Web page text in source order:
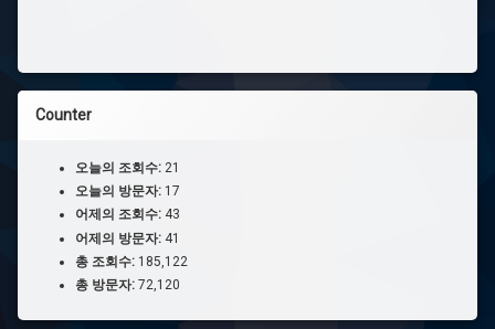
Counter
오늘의 조회수: 21
오늘의 방문자: 17
어제의 조회수: 43
어제의 방문자: 41
총 조회수: 185,122
총 방문자: 72,120